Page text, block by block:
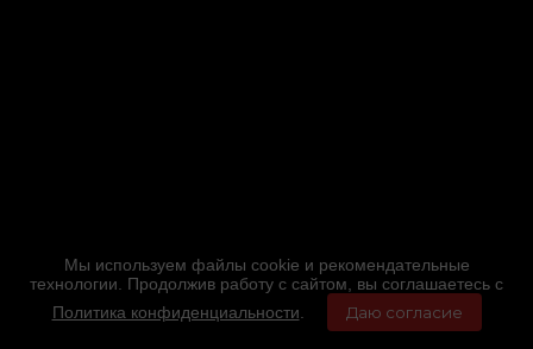
Мы используем файлы cookie и рекомендательные
технологии. Продолжив работу с сайтом, вы соглашаетесь с
Политика конфиденциальности
Даю согласие